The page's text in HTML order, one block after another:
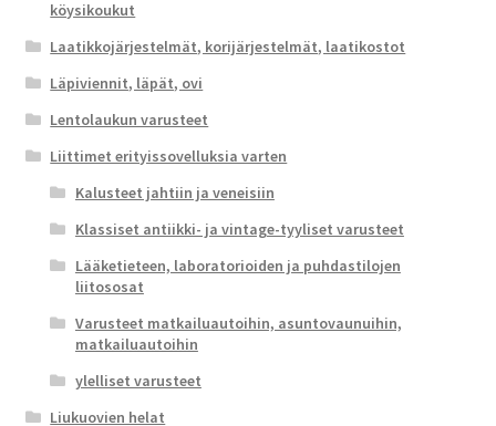
köysikoukut
Laatikkojärjestelmät, korijärjestelmät, laatikostot
Läpiviennit, läpät, ovi
Lentolaukun varusteet
Liittimet erityissovelluksia varten
Kalusteet jahtiin ja veneisiin
Klassiset antiikki- ja vintage-tyyliset varusteet
Lääketieteen, laboratorioiden ja puhdastilojen
liitososat
Varusteet matkailuautoihin, asuntovaunuihin,
matkailuautoihin
ylelliset varusteet
Liukuovien helat